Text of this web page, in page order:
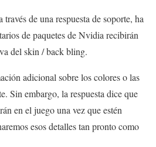
de una respuesta de soporte, ha
de paquetes de Nvidia recibirán
del skin / back bling.
adicional sobre los colores o las
Sin embargo, la respuesta dice que
en el juego una vez que estén
esos detalles tan pronto como